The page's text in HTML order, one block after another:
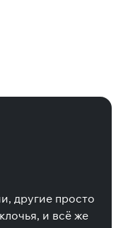
другие просто
и всё же